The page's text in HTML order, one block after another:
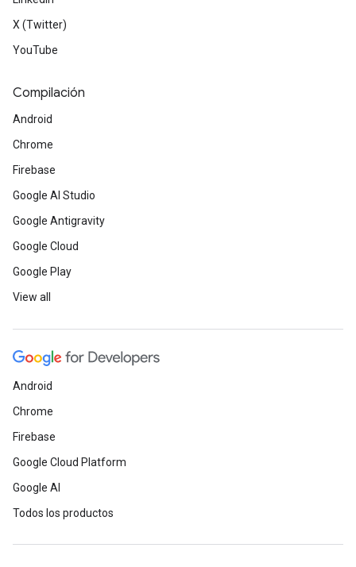
X (Twitter)
YouTube
Compilación
Android
Chrome
Firebase
Google AI Studio
Google Antigravity
Google Cloud
Google Play
View all
Android
Chrome
Firebase
Google Cloud Platform
Google AI
Todos los productos